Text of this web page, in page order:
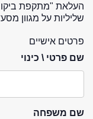
העלאת "מתקפת
שליליות על מגוון
פרטים אישיים
שם פרטי \ כינוי
שם משפחה